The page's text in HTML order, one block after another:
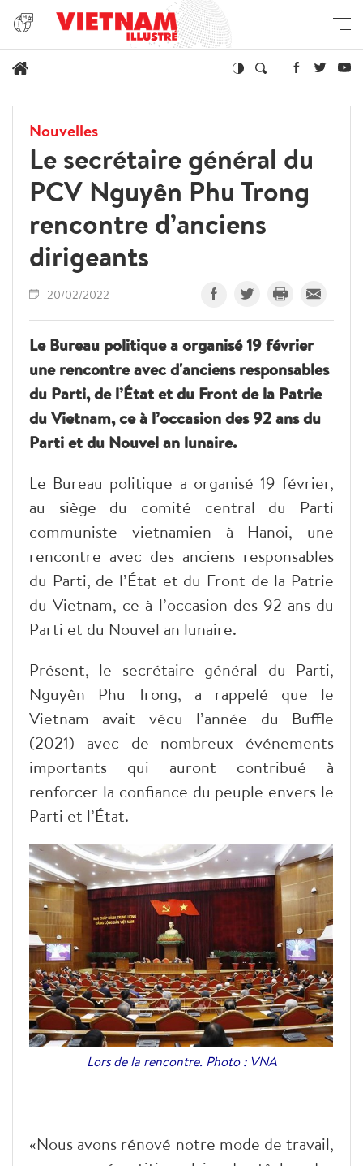
Nouvelles
Le secrétaire général du
PCV Nguyên Phu Trong
rencontre d’anciens
dirigeants
20/02/2022
Le Bureau politique a organisé 19 février
une rencontre avec d'anciens responsables
du Parti, de l’État et du Front de la Patrie
du Vietnam, ce à l’occasion des 92 ans du
Parti et du Nouvel an lunaire.
Le Bureau politique a organisé 19 février,
au siège du comité central du Parti
communiste vietnamien à Hanoi, une
rencontre avec des anciens responsables
du Parti, de l’État et du Front de la Patrie
du Vietnam, ce à l’occasion des 92 ans du
Parti et du Nouvel an lunaire.
Présent, le secrétaire général du Parti,
Nguyên Phu Trong, a rappelé que le
Vietnam avait vécu l’année du Buffle
(2021) avec de nombreux événements
importants qui auront contribué à
renforcer la confiance du peuple envers le
Parti et l’État.
Lors de la rencontre. Photo : VNA
«Nous avons rénové notre mode de travail,